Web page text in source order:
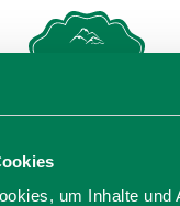
um Inhalte und